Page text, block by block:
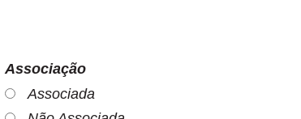
Associação
Associada